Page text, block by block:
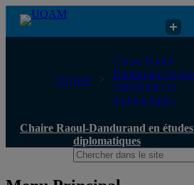
Chaire Raoul-Dandurand en études
UQAM
Chaire Raoul-
Dandurand en
stratégiques et
diplomatiques
Chaire Raoul-Dandurand en
diplomatiques